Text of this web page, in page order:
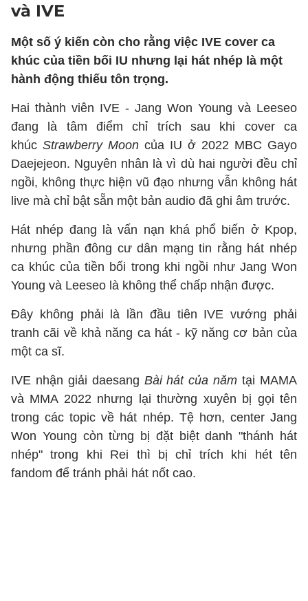
và IVE
Một số ý kiến còn cho rằng việc IVE cover ca
khúc của tiền bối IU nhưng lại hát nhép là một
hành động thiếu tôn trọng.
Hai thành viên IVE - Jang Won Young và Leeseo
đang là tâm điểm chỉ trích sau khi cover ca
khúc Strawberry Moon của IU ở 2022 MBC Gayo
Daejejeon. Nguyên nhân là vì dù hai người đều chỉ
ngồi, không thực hiện vũ đạo nhưng vẫn không hát
live mà chỉ bật sẵn một bản audio đã ghi âm trước.
Hát nhép đang là vấn nạn khá phổ biến ở Kpop,
nhưng phần đông cư dân mạng tin rằng hát nhép
ca khúc của tiền bối trong khi ngồi như Jang Won
Young và Leeseo là không thể chấp nhận được.
Đây không phải là lần đầu tiên IVE vướng phải
tranh cãi về khả năng ca hát - kỹ năng cơ bản của
một ca sĩ.
IVE nhận giải daesang Bài hát của nămtại MAMA
và MMA 2022 nhưng lại thường xuyên bị gọi tên
trong các topic về hát nhép. Tệ hơn, center Jang
Won Young còn từng bị đặt biệt danh "thánh hát
nhép" trong khi Rei thì bị chỉ trích khi hét tên
fandom để tránh phải hát nốt cao.